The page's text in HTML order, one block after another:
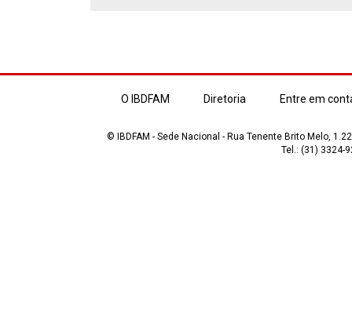
O IBDFAM Diretoria Entre em
© IBDFAM - Sede Nacional - Rua Tenente Brito Melo,
Tel.: (31) 3324-